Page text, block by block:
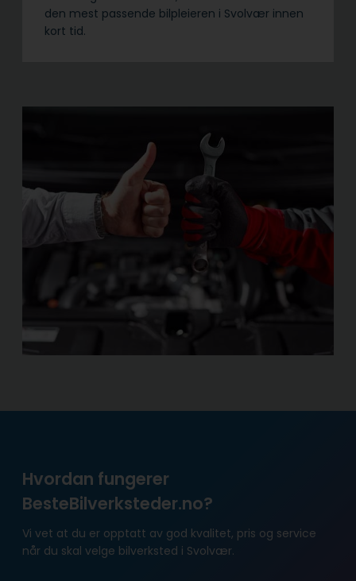
den mest passende bilpleieren i Svolvær innen
kort tid.
Hvordan fungerer
BesteBilverksteder.no?
Vi vet at du er opptatt av god kvalitet, pris og service
når du skal velge bilverksted i Svolvær.